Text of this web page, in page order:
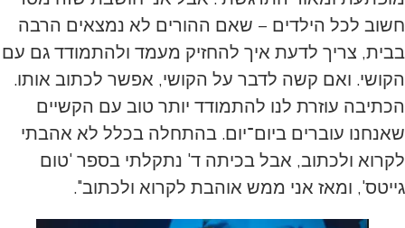
חשוב לכל הילדים – שאם ההורים לא נמצאים הרבה
בבית, צריך לדעת איך להחזיק מעמד ולהתמודד גם עם
הקושי. ואם קשה לדבר על הקושי, אפשר לכתוב אותו.
הכתיבה עוזרת לנו להתמודד יותר טוב עם הקשיים
שאנחנו עוברים ביום־יום. בהתחלה בכלל לא אהבתי
לקרוא ולכתוב, אבל בכיתה ד' נתקלתי בספר 'טום
גייטס', ומאז אני ממש אוהבת לקרוא ולכתוב".